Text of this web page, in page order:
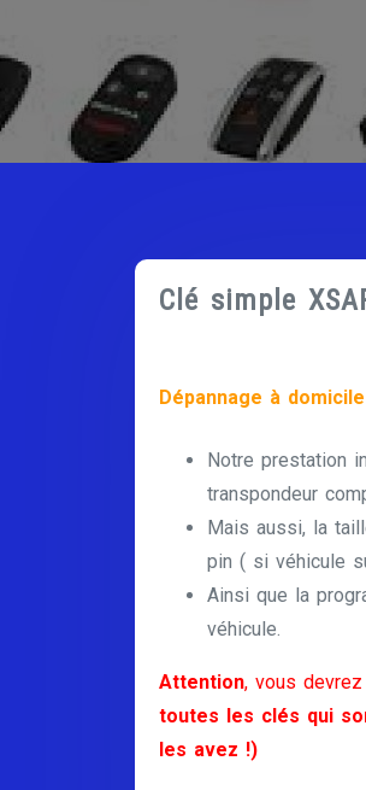
Clé simple
Dépannage à
Notre prestation
transpondeur
Mais aussi, la
pin ( si véhicule
Ainsi que la
véhicule.
Attention, vous
toutes les clés qui
les avez !)